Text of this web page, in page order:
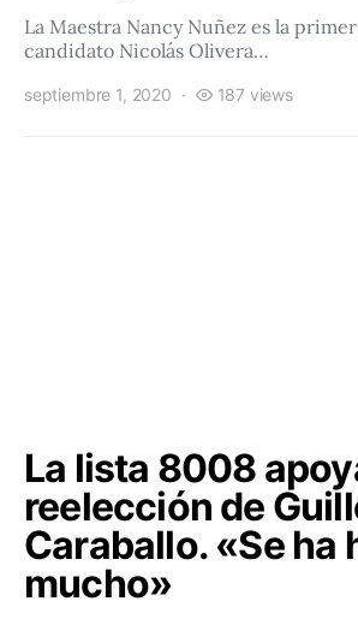
La Maestra Nancy Nuñez es la
candidato Nicolás Olivera…
septiembre 1, 2020 187 views
La lista 8008
reelección de
Caraballo. «Se ha
mucho»